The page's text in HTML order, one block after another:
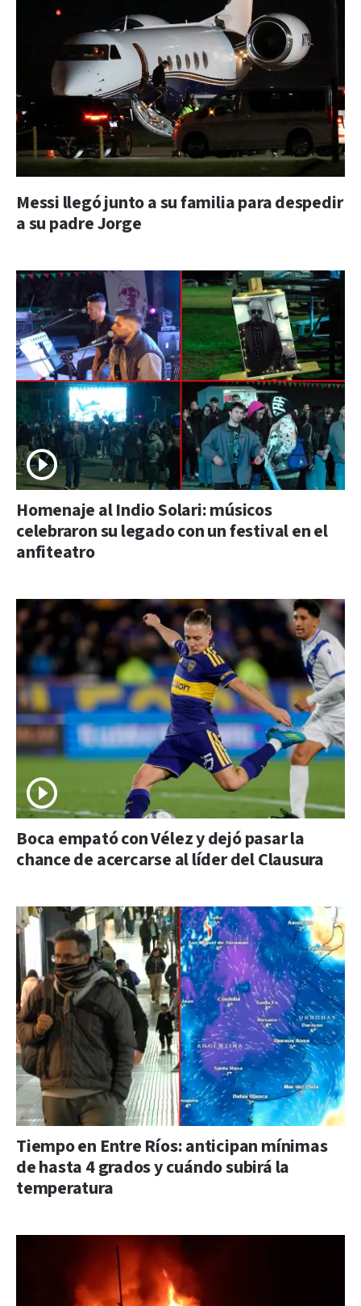
Messi llegó junto a su familia para despedir
a su padre Jorge
Homenaje al Indio Solari: músicos
celebraron su legado con un festival en el
anfiteatro
Boca empató con Vélez y dejó pasar la
chance de acercarse al líder del Clausura
Tiempo en Entre Ríos: anticipan mínimas
de hasta 4 grados y cuándo subirá la
temperatura